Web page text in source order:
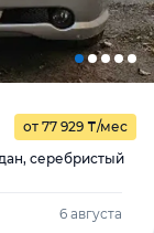
от 77 929 ₸/мес
серебристый
6 августа